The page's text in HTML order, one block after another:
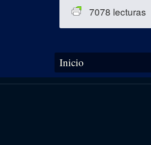
7078 lecturas
Se encuentra usted aquí
Inicio